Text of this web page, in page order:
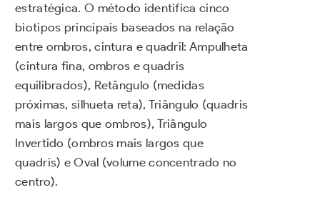
estratégica. O método identifica cinco
biotipos principais baseados na relação
entre ombros, cintura e quadril: Ampulheta
(cintura fina, ombros e quadris
equilibrados), Retângulo (medidas
próximas, silhueta reta), Triângulo (quadris
mais largos que ombros), Triângulo
Invertido (ombros mais largos que
quadris) e Oval (volume concentrado no
centro).